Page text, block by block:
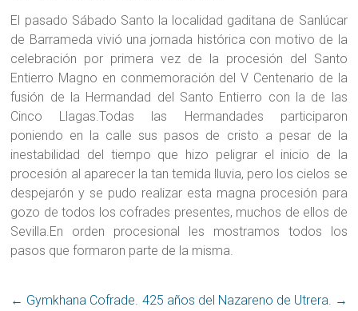
El pasado Sábado Santo la localidad gaditana de Sanlúcar
de Barrameda vivió una jornada histórica con motivo de la
celebración por primera vez de la procesión del Santo
Entierro Magno en conmemoración del V Centenario de la
fusión de la Hermandad del Santo Entierro con la de las
Cinco Llagas.Todas las Hermandades participaron
poniendo en la calle sus pasos de cristo a pesar de la
inestabilidad del tiempo que hizo peligrar el inicio de la
procesión al aparecer la tan temida lluvia, pero los cielos se
despejarón y se pudo realizar esta magna procesión para
gozo de todos los cofrades presentes, muchos de ellos de
Sevilla.En orden procesional les mostramos todos los
pasos que formaron parte de la misma.
← Gymkhana Cofrade‏. 425 años del Nazareno de Utrera‏. →